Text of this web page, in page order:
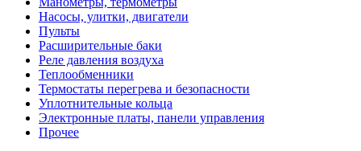
Насосы, улитки, двигатели
Пульты
Расширительные баки
Реле давления воздуха
Теплообменники
Термостаты перегрева и безопасности
Уплотнительные кольца
Электронные платы, панели управления
Прочее